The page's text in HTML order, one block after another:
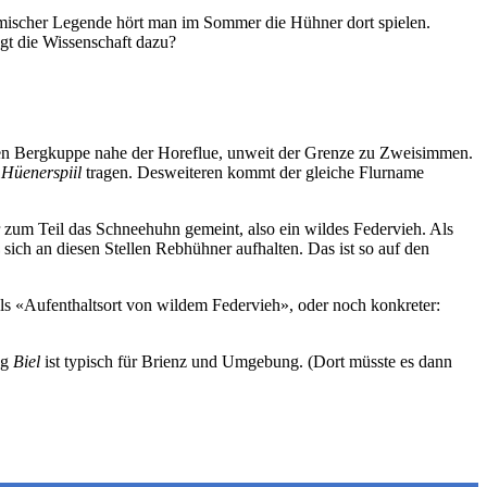
Legende hört man im Sommer die Hühner dort spielen.
die Wissenschaft dazu?
Bergkuppe nahe der Horeflue, unweit der Grenze zu Zweisimmen.
tragen. Desweiteren kommt der gleiche Flurname
Teil das Schneehuhn gemeint, also ein wildes Federvieh. Als
an diesen Stellen Rebhühner aufhalten. Das ist so auf den
«Aufenthaltsort von wildem Federvieh», oder noch konkreter:
Biel ist typisch für Brienz und Umgebung. (Dort müsste es dann